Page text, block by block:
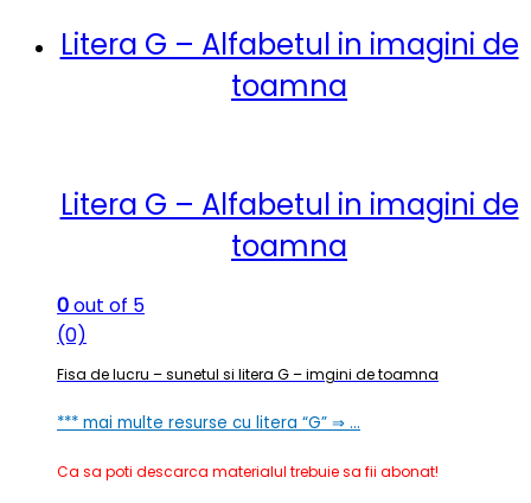
Litera G – Alfabetul in imagini de
toamna
Litera G – Alfabetul in imagini de
toamna
0out of 5
(0)
Fisa de lucru – sunetul si litera G – imgini de toamna
*** mai multe resurse cu litera “G” ⇒ …
Ca sa poti descarca materialul trebuie sa fii abonat!